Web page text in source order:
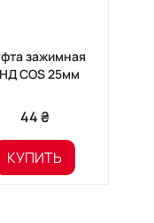
зажимная
COS 25мм
44 ₴
КУПИТЬ